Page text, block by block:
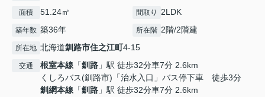
面積 51.24㎡ 間取り 2LDK
築年数 築36年 所在階 2階/2階建
所在地 北海道釧路市住之江町4-15
交通 根室本線 「釧路 」駅 徒歩32分車7分 2.6km
くしろバス(釧路市)「治水入口」バス停下車 徒歩3分
釧網本線 「釧路 」駅 徒歩32分車7分 2.6km